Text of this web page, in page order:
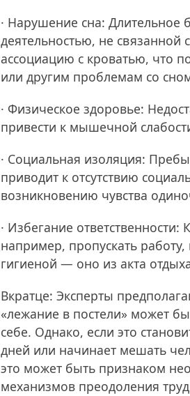
· Нарушение сна: Длительное
деятельностью, не связанной
ассоциацию с кроватью, что
или другим проблемам со
· Физическое здоровье:
привести к мышечной
· Социальная изоляция:
приводит к отсутствию
возникновению чувства
· Избегание
например, пропускать
гигиеной — оно из акта
Вкратце: Эксперты
«лежание в постели» может
себе. Однако, если это
дней или начинает мешать
это может быть признаком
механизмов преодоления